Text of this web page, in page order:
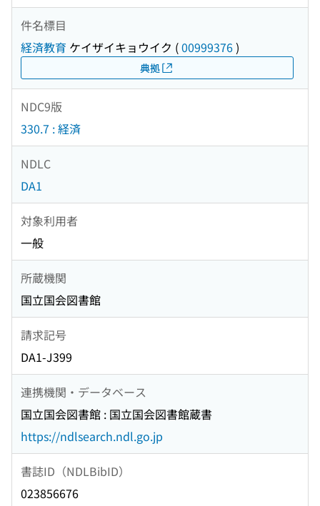
件名標目
経済教育 ケイザイキョウイク (00999376)
典拠
NDC9版
330.7 : 経済
NDLC
DA1
対象利用者
一般
所蔵機関
国立国会図書館
請求記号
DA1-J399
連携機関・データベース
国立国会図書館 : 国立国会図書館蔵書
https://ndlsearch.ndl.go.jp
書誌ID（NDLBibID）
023856676